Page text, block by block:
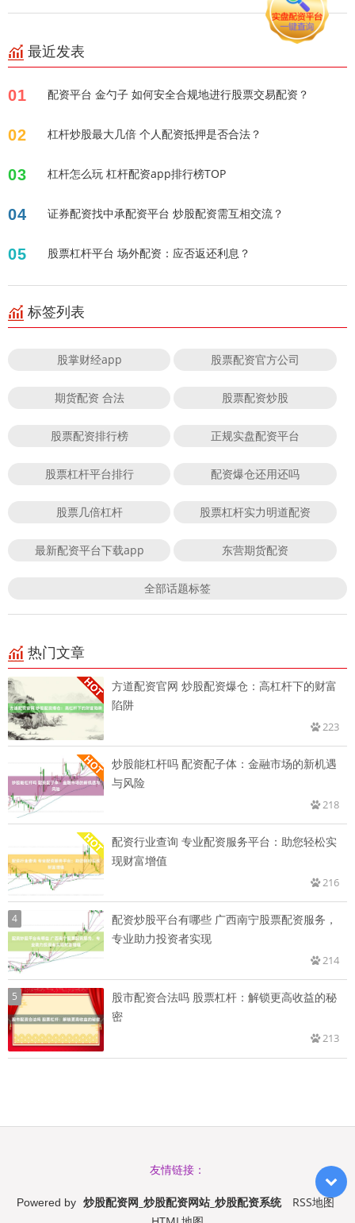
最近发表
01 配资平台 金勺子 如何安全合规地进行股票交易配资？
02 杠杆炒股最大几倍 个人配资抵押是否合法？
03 杠杆怎么玩 杠杆配资app排行榜TOP
04 证券配资找中承配资平台 炒股配资需互相交流？
05 股票杠杆平台 场外配资：应否返还利息？
标签列表
股掌财经app 股票配资官方公司
期货配资 合法 股票配资炒股
股票配资排行榜 正规实盘配资平台
股票杠杆平台排行 配资爆仓还用还吗
股票几倍杠杆 股票杠杆实力明道配资
最新配资平台下载app 东营期货配资
全部话题标签
热门文章
方道配资官网 炒股配资爆仓：高杠杆下的财富
陷阱
223
炒股能杠杆吗 配资配子体：金融市场的新机遇
与风险
218
配资行业查询 专业配资服务平台：助您轻松实
现财富增值
216
4
配资炒股平台有哪些 广西南宁股票配资服务，
专业助力投资者实现
214
5
股市配资合法吗 股票杠杆：解锁更高收益的秘
密
213
友情链接：
Powered by 炒股配资网_炒股配资网站_炒股配资系统
RSS地图